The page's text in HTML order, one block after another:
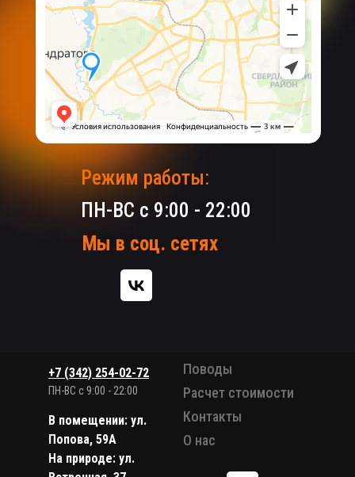
Мы в соц. сетях
ПН-ВС с 9:00 - 22:00
Режим работы:
Поводы
Расчет стоимости
Контакты
О нас
В помещении: ул.
Попова, 59А
На природе: ул.
+7 (342) 254-02-72
ПН-ВС с 9:00 - 22:00